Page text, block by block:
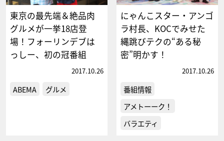
東京の最先端＆絶品肉
グルメが一挙18店登
場！フォーリンデブは
っしー、初の冠番組
2017.10.26
ABEMA グルメ
にゃんこスター・アンゴ
ラ村長、KOCでみせた
縄跳びテクの“ある秘
密”明かす！
2017.10.26
番組情報
アメトーーク！
バラエティ